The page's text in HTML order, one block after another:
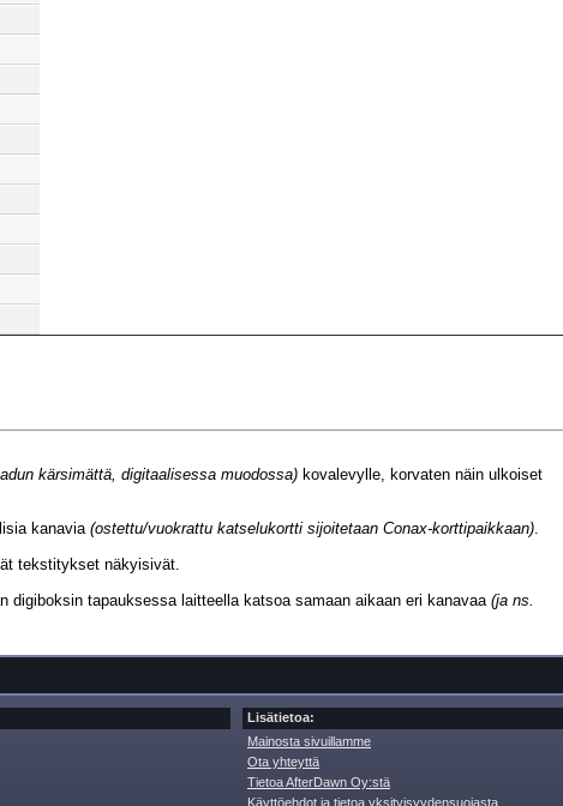
kärsimättä, digitaalisessa muodossa) kovalevylle, korvaten näin ulkoiset
kanavia (ostettu/vuokrattu katselukortti sijoitetaan Conax-korttipaikkaan).
tekstitykset näkyisivät.
tapauksessa laitteella katsoa samaan aikaan eri kanavaa (ja ns.
Lisätietoa:
Mainosta sivuillamme
Ota yhteyttä
Tietoa AfterDawn Oy:stä
Käyttöehdot ja tietoa yksityisyydensuojasta